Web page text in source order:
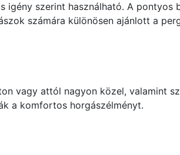
igény szerint használható. A pontyos
számára különösen ajánlott a
vagy attól nagyon közel, valamint
a komfortos horgászélményt.